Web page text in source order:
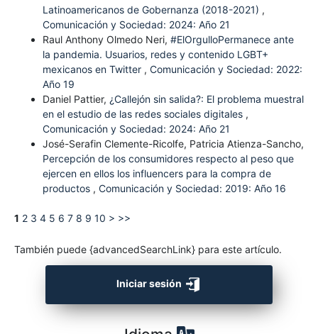
Latinoamericanos de Gobernanza (2018-2021) ,
Comunicación y Sociedad: 2024: Año 21
Raul Anthony Olmedo Neri, #ElOrgulloPermanece ante
la pandemia. Usuarios, redes y contenido LGBT+
mexicanos en Twitter , Comunicación y Sociedad: 2022:
Año 19
Daniel Pattier, ¿Callejón sin salida?: El problema muestral
en el estudio de las redes sociales digitales ,
Comunicación y Sociedad: 2024: Año 21
José-Serafin Clemente-Ricolfe, Patricia Atienza-Sancho,
Percepción de los consumidores respecto al peso que
ejercen en ellos los influencers para la compra de
productos , Comunicación y Sociedad: 2019: Año 16
1 2 3 4 5 6 7 8 9 10 > >>
También puede {advancedSearchLink} para este artículo.
Iniciar sesión